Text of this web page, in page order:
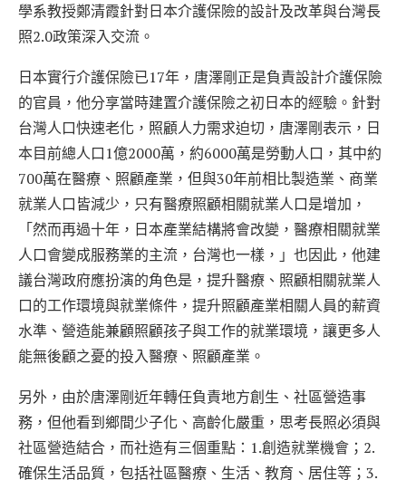
學系教授鄭清霞針對日本介護保險的設計及改革與台灣長
照2.0政策深入交流。
日本實行介護保險已17年，唐澤剛正是負責設計介護保險
的官員，他分享當時建置介護保險之初日本的經驗。針對
台灣人口快速老化，照顧人力需求迫切，唐澤剛表示，日
本目前總人口1億2000萬，約6000萬是勞動人口，其中約
700萬在醫療、照顧產業，但與30年前相比製造業、商業
就業人口皆減少，只有醫療照顧相關就業人口是增加，
「然而再過十年，日本產業結構將會改變，醫療相關就業
人口會變成服務業的主流，台灣也一樣，」也因此，他建
議台灣政府應扮演的角色是，提升醫療、照顧相關就業人
口的工作環境與就業條件，提升照顧產業相關人員的薪資
水準、營造能兼顧照顧孩子與工作的就業環境，讓更多人
能無後顧之憂的投入醫療、照顧產業。
另外，由於唐澤剛近年轉任負責地方創生、社區營造事
務，但他看到鄉間少子化、高齡化嚴重，思考長照必須與
社區營造結合，而社造有三個重點：1.創造就業機會；2.
確保生活品質，包括社區醫療、生活、教育、居住等；3.